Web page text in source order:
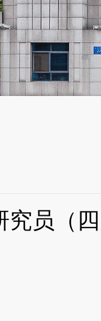
究员（